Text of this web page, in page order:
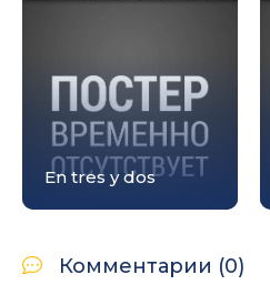
En tres y dos
Комментарии (0)